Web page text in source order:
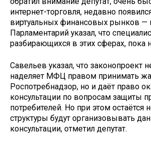
интернет-торговля, недавно
виртуальных финансовых рынков —
Парламентарий указал, что
разбирающихся в этих сферах, пока
Савельев указал, что законопроект
наделяет МФЦ правом принимать
Роспотребнадзор, но и даёт право
консультации по вопросам защиты
потребителей. Но при этом остаётся
структуры будут организовывать
консультации, отметил депутат.